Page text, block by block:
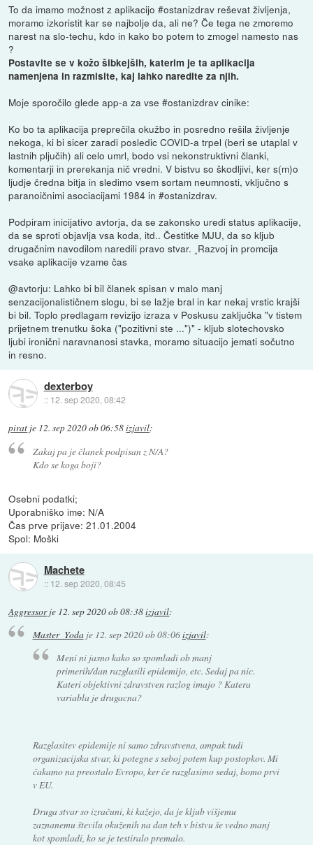
To da imamo možnost z aplikacijo #ostanizdrav reševat življenja,
moramo izkoristit kar se najbolje da, ali ne? Če tega ne zmoremo
narest na slo-techu, kdo in kako bo potem to zmogel namesto nas
?
Postavite se v kožo šibkejših, katerim je ta aplikacija
namenjena in razmisite, kaj lahko naredite za njih.
Moje sporočilo glede app-a za vse #ostanizdrav cinike:
Ko bo ta aplikacija preprečila okužbo in posredno rešila življenje
nekoga, ki bi sicer zaradi posledic COVID-a trpel (beri se utaplal v
lastnih pljučih) ali celo umrl, bodo vsi nekonstruktivni članki,
komentarji in prerekanja nič vredni. V bistvu so škodljivi, ker s(m)o
ljudje čredna bitja in sledimo vsem sortam neumnosti, vključno s
paranoičnimi asociacijami 1984 in #ostanizdrav.
Podpiram inicijativo avtorja, da se zakonsko uredi status aplikacije,
da se sproti objavlja vsa koda, itd.. Čestitke MJU, da so kljub
drugačnim navodilom naredili pravo stvar. ¸Razvoj in promcija
vsake aplikacije vzame čas
@avtorju: Lahko bi bil članek spisan v malo manj
senzacijonalističnem slogu, bi se lažje bral in kar nekaj vrstic krajši
bi bil. Toplo predlagam revizijo izraza v Poskusu zaključka "v tistem
prijetnem trenutku šoka ("pozitivni ste ...")" - kljub slotechovsko
ljubi ironični naravnanosi stavka, moramo situacijo jemati sočutno
in resno.
dexterboy
:: 12. sep 2020, 08:42
pirat je 12. sep 2020 ob 06:58izjavil:
Zakaj pa je članek podpisan z N/A?
Kdo se koga boji?
Osebni podatki;
Uporabniško ime: N/A
Čas prve prijave: 21.01.2004
Spol: Moški
Machete
:: 12. sep 2020, 08:45
Aggressorje 12. sep 2020 ob 08:38izjavil:
Master_Yodaje 12. sep 2020 ob 08:06izjavil:
Meni ni jasno kako so spomladi ob manj
primerih/dan razglasili epidemijo, etc. Sedaj pa nic.
Kateri objektivni zdravstven razlog imajo ? Katera
variabla je drugacna?
Razglasitev epidemije ni samo zdravstvena, ampak tudi
organizacijska stvar, ki potegne s seboj potem kup postopkov. Mi
čakamo na preostalo Evropo, ker če razglasimo sedaj, bomo prvi
v EU.
Druga stvar so izračuni, ki kažejo, da je kljub višjemu
zaznanemu številu okuženih na dan teh v bistvu še vedno manj
kot spomladi, ko se je testiralo premalo.